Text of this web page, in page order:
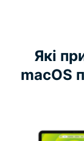
Які
macOS